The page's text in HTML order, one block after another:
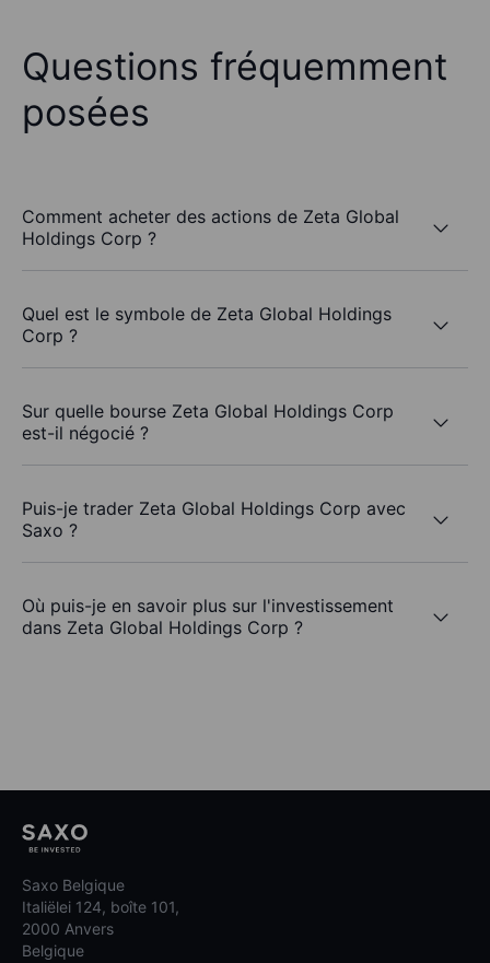
Questions fréquemment
posées
Comment acheter des actions de Zeta Global
Holdings Corp ?
Quel est le symbole de Zeta Global Holdings
Corp ?
Sur quelle bourse Zeta Global Holdings Corp
est-il négocié ?
Puis-je trader Zeta Global Holdings Corp avec
Saxo ?
Où puis-je en savoir plus sur l'investissement
dans Zeta Global Holdings Corp ?
Saxo Belgique
Italiëlei 124, boîte 101,
2000 Anvers
Belgique